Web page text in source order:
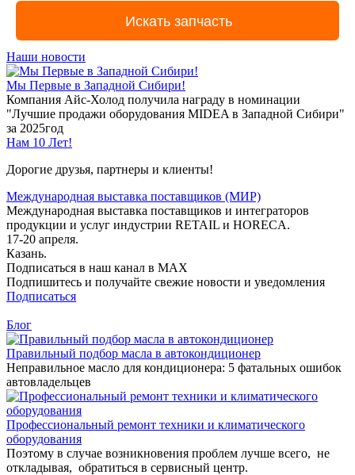
Наши новости
Мы Первые в Западной Сибири!
Компания Айс-Холод получила награду в номинации
"Лучшие продажи оборудования MIDEA в Западной Сибири"
за 2025год
Нам 10 Лет!
Дорогие друзья, партнеры и клиенты!
Международная выставка поставщиков (МИР)
Международная выставка поставщиков и интеграторов
продукции и услуг индустрии RETAIL и HORECA.
17-20 апреля.
Казань.
Подписаться в наш канал в MAX
Подпишитесь и получайте свежие новости и уведомления
Подписаться
Блог
Правильный подбор масла в автокондиционер
Неправильное масло для кондиционера: 5 фатальных ошибок
автовладельцев
Профессиональный ремонт техники и климатического
оборудования
Поэтому в случае возникновения проблем лучше всего, не
откладывая, обратиться в сервисный центр.